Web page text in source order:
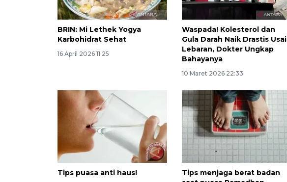
BRIN: Mi Lethek Yogya
Karbohidrat Sehat
16 April 2026 11:25
Waspada! Kolesterol dan
Gula Darah Naik Drastis Usai
Lebaran, Dokter Ungkap
Bahayanya
10 Maret 2026 22:33
Tips puasa anti haus!
Tips menjaga berat badan